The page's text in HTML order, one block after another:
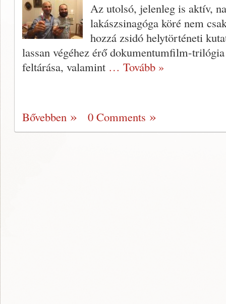
Az utolsó, jelenleg is aktív,
lakászsinagóga köré nem
hozzá zsidó helytörténeti
lassan végéhez érő dokumentumfilm-
feltárása, valamint … Tovább »
Bővebben 0 Comments